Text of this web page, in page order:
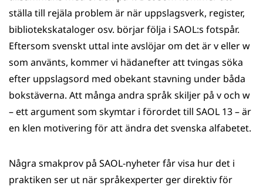
ställa till rejäla problem är när uppslagsverk, register,
bibliotekskataloger osv. börjar följa i SAOL:s fotspår.
Eftersom svenskt uttal inte avslöj­ar om det är v eller w
som använts, kommer vi hädanefter att tvingas söka
efter uppslagsord med obekant stavning under båda
bokstäverna. Att många andra språk skiljer på v och w
– ett argument som skymtar i förordet till SAOL 13 – är
en klen motivering för att ändra det svenska alfabetet.
Några smakprov på SAOL-nyheter får visa hur det i
praktiken ser ut när språkexperter ger direktiv för